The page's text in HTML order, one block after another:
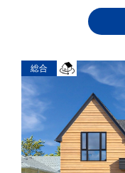
総合